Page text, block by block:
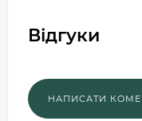
Відгуки